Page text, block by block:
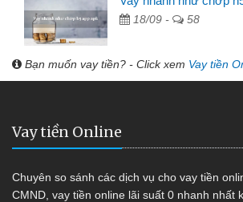
18/09 - 58
Bạn muốn vay tiền? - Click xem Vay tiền
Vay tiền Online
Chuyên so sánh các dịch vụ cho vay tiền
CMND, vay tiền online lãi suất 0 nhanh nhất